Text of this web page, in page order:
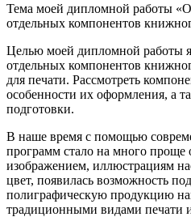
Тема моей дипломной работы
отдельных компонентов
Целью моей дипломной работы
отдельных компонентов
для печати. Рассмотреть
особенности их оформления, а
подготовки.
В наше время с помощью
программ стало на много проще
изображением, иллюстрациям
цвет, появилась возможность
полиграфическую продукцию
традиционными видами печати